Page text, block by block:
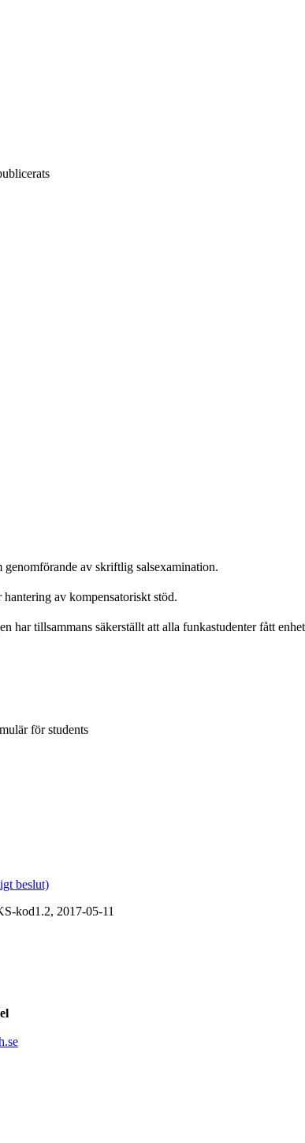
av skriftlig salsexamination.
av kompensatoriskt stöd.
har tillsammans säkerställt att alla funkastudenter fått
för students
beslut)
kod1.2, 2017-05-11